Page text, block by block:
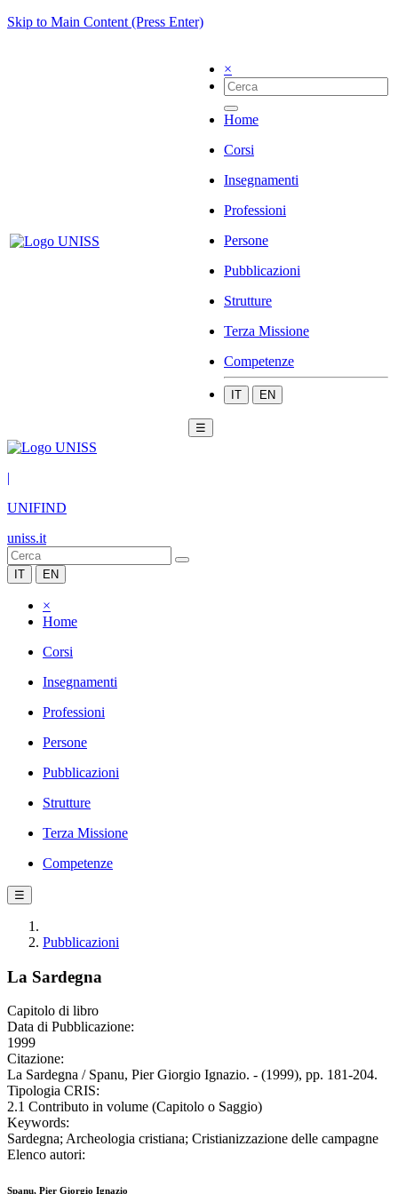
Skip to Main Content (Press Enter)
×
Home
Corsi
Insegnamenti
Professioni
Persone
Pubblicazioni
Strutture
Terza Missione
Competenze
IT EN
☰
|
UNIFIND
uniss.it
IT EN
×
Home
Corsi
Insegnamenti
Professioni
Persone
Pubblicazioni
Strutture
Terza Missione
Competenze
☰
Pubblicazioni
La Sardegna
Capitolo di libro
Data di Pubblicazione:
1999
Citazione:
La Sardegna / Spanu, Pier Giorgio Ignazio. - (1999), pp. 181-204.
Tipologia CRIS:
2.1 Contributo in volume (Capitolo o Saggio)
Keywords:
Sardegna; Archeologia cristiana; Cristianizzazione delle campagne
Elenco autori:
Spanu, Pier Giorgio Ignazio